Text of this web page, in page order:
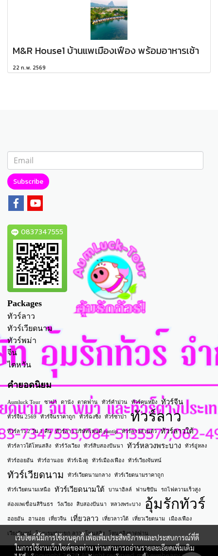
M&R House1 บ้านแพเมืองเฟือง พร้อมอาหารเช้า
22 ก.พ. 2569
Subscribe
0837347555
Packages
ทัวร์ลาว
ทัวร์เวียดนาม
ทัวร์พม่า
จีน
ไตหวัน
คำยอดนิยม
Aumluck Tour ซาปา ดานัง ตาดฟาน ทัวร์คำม่วน ทัวร์คุนหมิง ทัวร์จีน
ทัวร์จีน 2569 ทัวร์จีนราคาถูก ทัวร์ฉงชิ่ง ทัวร์ซาปา ทัวร์ลาว
ทัวร์ลาว 2 วัน 1 คืน ทัวร์ลาว บริษัทไหนดี pantip ทัวร์ลาวส่วนตัว ทัวร์ลาวใต้
ทัวร์ลาวใต้โหนสลิง ทัวร์วังเวียง ทัวร์สิบสองปันนา ทัวร์หลวงพระบาง ทัวร์อู่หลง
ทัวร์ฮอยอัน ทัวร์ฮานอย ทัวร์เฉิงตู ทัวร์เมืองเฟือง ทัวร์เวียงจันทน์
ทัวร์เวียดนาม ทัวร์เวียดนามกลาง ทัวร์เวียดนามราคาถูก
ทัวร์เวียดนามเหนือ ทัวร์เวียดนามใต้ บานาฮิลล์ ฟานซิปัน รถไฟความเร็วสูง
ล่องแพเขื่อนสิรินธร วังเวียง สิบสองปันนา หลวงพระบาง อุ้มรักทัวร์
ฮอยอัน ฮานอย เที่ยวจีน เที่ยวลาว เที่ยวลาวใต้ เที่ยวเวียดนาม เมืองเฟือง
เวียงจันทน์ โรงแรมท่าแขก ลาว โหนสลิง โหนสลิงตาดฟาน
เว็บไซต์นี้มีการใช้งานคุกกี้ เพื่อเพิ่มประสิทธิภาพและประสบการณ์ที่ดี
ในการใช้งานเว็บไซต์ของท่าน ท่านสามารถอ่านรายละเอียดเพิ่มเติม